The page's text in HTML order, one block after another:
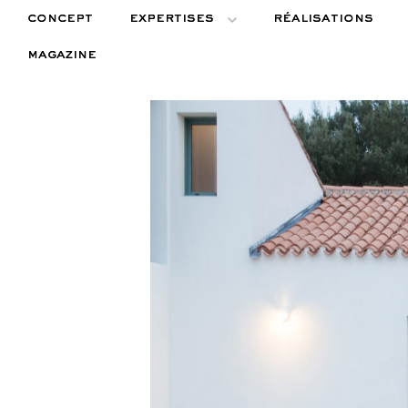
concept expertises réalisations
magazine